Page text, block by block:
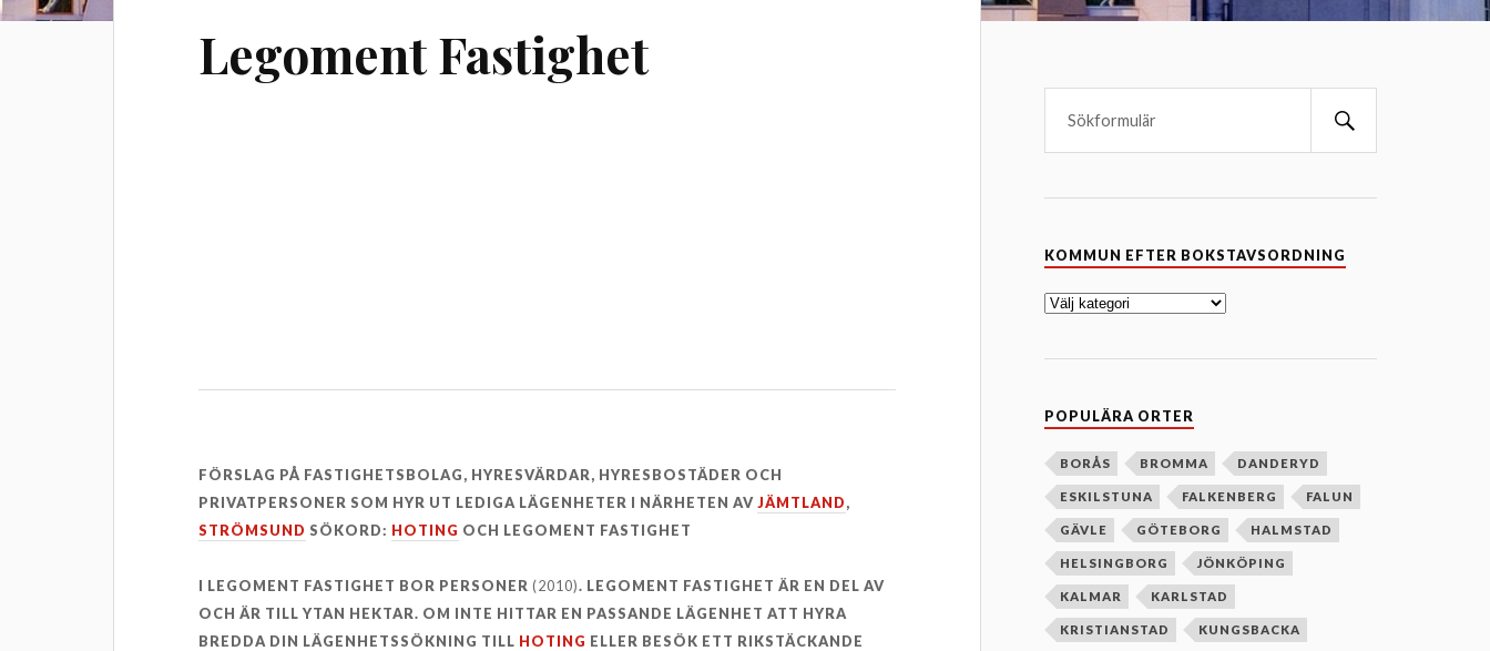
Legoment Fastighet
FÖRSLAG PÅ FASTIGHETSBOLAG, HYRESVÄRDAR, HYRESBOSTÄDER OCH
PRIVATPERSONER SOM HYR UT LEDIGA LÄGENHETER I NÄRHETEN AVJÄMTLAND,
STRÖMSUND SÖKORD: HOTING OCH LEGOMENT FASTIGHET
I LEGOMENT FASTIGHET BOR PERSONER(2010). LEGOMENT FASTIGHET ÄR EN DEL AV
OCH ÄR TILL YTAN HEKTAR. OM INTE HITTAR EN PASSANDE LÄGENHET ATT HYRA
BREDDA DIN LÄGENHETSSÖKNING TILL HOTING ELLER BESÖK ETT RIKSTÄCKANDE
KOMMUN EFTER BOKSTAVSORDNING
e
k
s
POPULÄRA ORTER
BORÅS BROMMA DANDERYD
ESKILSTUNA FALKENBERG FALUN
GÄVLE GÖTEBORG HALMSTAD
HELSINGBORG JÖNKÖPING
KALMAR KARLSTAD
KRISTIANSTAD KUNGSBACKA